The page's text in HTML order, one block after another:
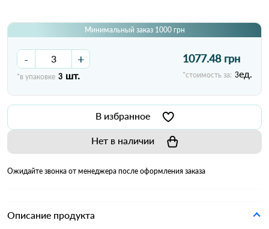
Минимальный заказ 1000 грн
- +
*в упаковке 3 шт.
1077.48 грн
*стоимость за: 3ед.
В избранное
Нет в наличии
Ожидайте звонка от менеджера после оформления заказа
Описание продукта